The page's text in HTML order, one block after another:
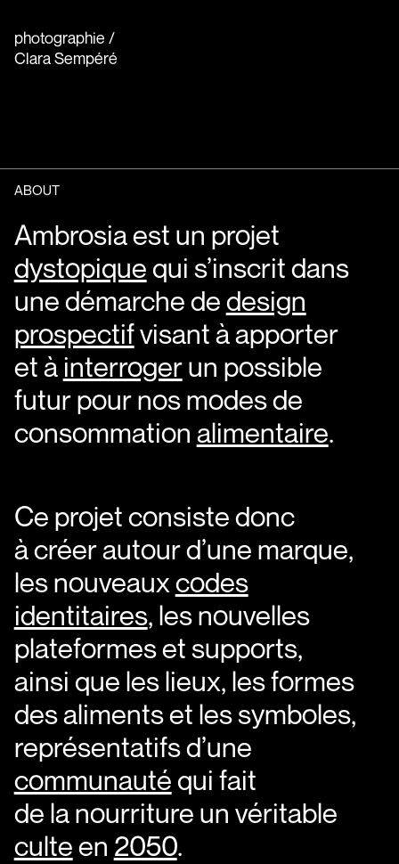
photographie /
Clara Sempéré
ABOUT
Ambrosia est un projet
dystopique qui s’inscritdans
une démarche dedesign
prospectifvisantà apporter
et àinterrogerun possible
futurpour nos modes de
consommation alimentaire.
Ce projet consiste donc
à créer autour d’une marque,
les nouveauxcodes
identitaires, les nouvelles
plateformes et supports,
ainsi que les lieux, les formes
des aliments et les symboles,
représentatifs d’une
communauté qui fait
de la nourriture un véritable
culteen 2050.